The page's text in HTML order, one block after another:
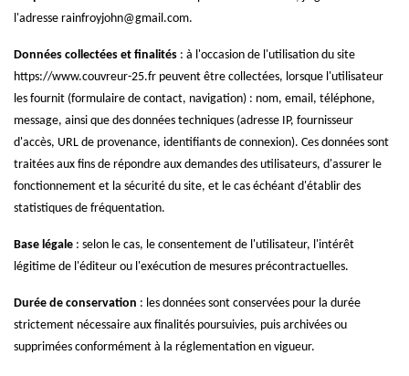
l'adresse rainfroyjohn@gmail.com.
Données collectées et finalités : à l'occasion de l'utilisation du site
https://www.couvreur-25.fr peuvent être collectées, lorsque l'utilisateur
les fournit (formulaire de contact, navigation) : nom, email, téléphone,
message, ainsi que des données techniques (adresse IP, fournisseur
d'accès, URL de provenance, identifiants de connexion). Ces données sont
traitées aux fins de répondre aux demandes des utilisateurs, d'assurer le
fonctionnement et la sécurité du site, et le cas échéant d'établir des
statistiques de fréquentation.
Base légale : selon le cas, le consentement de l'utilisateur, l'intérêt
légitime de l'éditeur ou l'exécution de mesures précontractuelles.
Durée de conservation : les données sont conservées pour la durée
strictement nécessaire aux finalités poursuivies, puis archivées ou
supprimées conformément à la réglementation en vigueur.